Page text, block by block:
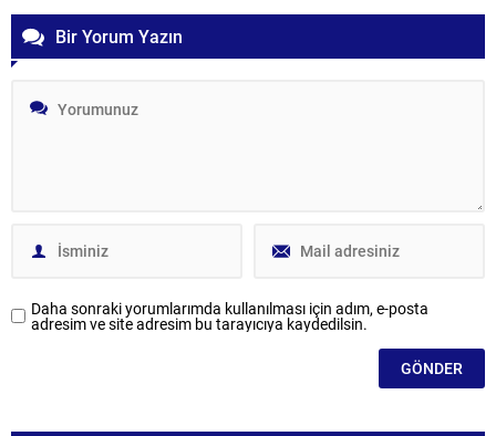
Bir Yorum Yazın
Daha sonraki yorumlarımda kullanılması için adım, e-posta
adresim ve site adresim bu tarayıcıya kaydedilsin.